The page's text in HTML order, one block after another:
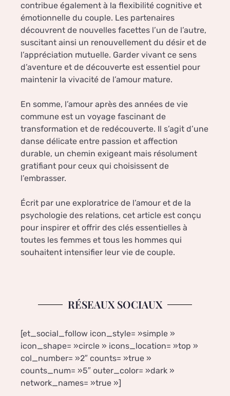
contribue également à la flexibilité cognitive et
émotionnelle du couple. Les partenaires
découvrent de nouvelles facettes l’un de l’autre,
suscitant ainsi un renouvellement du désir et de
l’appréciation mutuelle. Garder vivant ce sens
d’aventure et de découverte est essentiel pour
maintenir la vivacité de l’amour mature.
En somme, l’amour après des années de vie
commune est un voyage fascinant de
transformation et de redécouverte. Il s’agit d’une
danse délicate entre passion et affection
durable, un chemin exigeant mais résolument
gratifiant pour ceux qui choisissent de
l’embrasser.
Écrit par une exploratrice de l’amour et de la
psychologie des relations, cet article est conçu
pour inspirer et offrir des clés essentielles à
toutes les femmes et tous les hommes qui
souhaitent intensifier leur vie de couple.
RÉSEAUX SOCIAUX
[et_social_follow icon_style= »simple »
icon_shape= »circle » icons_location= »top »
col_number= »2″ counts= »true »
counts_num= »5″ outer_color= »dark »
network_names= »true »]